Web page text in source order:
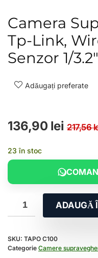
Camera
Tp-Link,
Senzor 1/
Adăugați preferate
217,56
136,90 lei
23 în stoc
ADAUGĂ
SKU: TAPO C100
Categorie Camere